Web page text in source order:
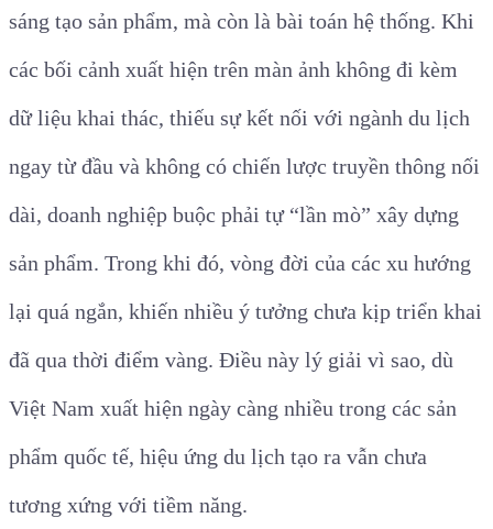
sáng tạo sản phẩm, mà còn là bài toán hệ thống. Khi
các bối cảnh xuất hiện trên màn ảnh không đi kèm
dữ liệu khai thác, thiếu sự kết nối với ngành du lịch
ngay từ đầu và không có chiến lược truyền thông nối
dài, doanh nghiệp buộc phải tự “lần mò” xây dựng
sản phẩm. Trong khi đó, vòng đời của các xu hướng
lại quá ngắn, khiến nhiều ý tưởng chưa kịp triển khai
đã qua thời điểm vàng. Điều này lý giải vì sao, dù
Việt Nam xuất hiện ngày càng nhiều trong các sản
phẩm quốc tế, hiệu ứng du lịch tạo ra vẫn chưa
tương xứng với tiềm năng.